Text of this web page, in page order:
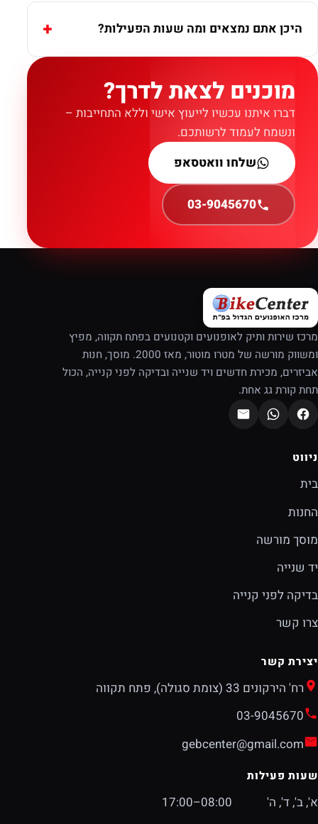
היכן אתם נמצאים ומה שעות הפעילות?
מוכנים לצאת לדרך?
דברו איתנו עכשיו לייעוץ אישי וללא התחייבות –
ונשמח לעמוד לרשותכם.
שלחו וואטסאפ
03-9045670
מרכז שירות ותיק לאופנועים וקטנועים בפתח תקווה, מפיץ
ומשווק מורשה של מטרו מוטור, מאז 2000. מוסך, חנות
אביזרים, מכירת חדשים ויד שנייה ובדיקה לפני קנייה, הכול
תחת קורת גג אחת.
ניווט
בית
החנות
מוסך מורשה
יד שנייה
בדיקה לפני קנייה
צרו קשר
יצירת קשר
רח' הירקונים 33 (צומת סגולה), פתח תקווה
03-9045670
gebcenter@gmail.com
שעות פעילות
א', ב', ד', ה'
08:00–17:00